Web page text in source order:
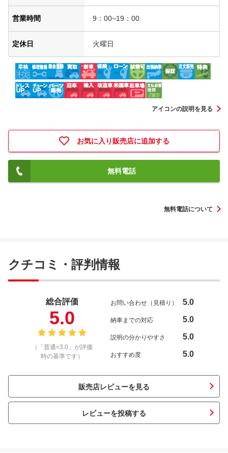
営業時間 9：00~19：00
定休日 火曜日
アイコンの説明を見る
お気に入り販売店に追加する
無料電話
無料電話について
クチコミ・評判情報
総合評価
5.0
（「普通=3.0」が評価
時の基準です）
お問い合わせ（見積り） 5.0
納車までの対応 5.0
説明の分かりやすさ 5.0
おすすめ度 5.0
販売店レビューを見る
レビューを投稿する